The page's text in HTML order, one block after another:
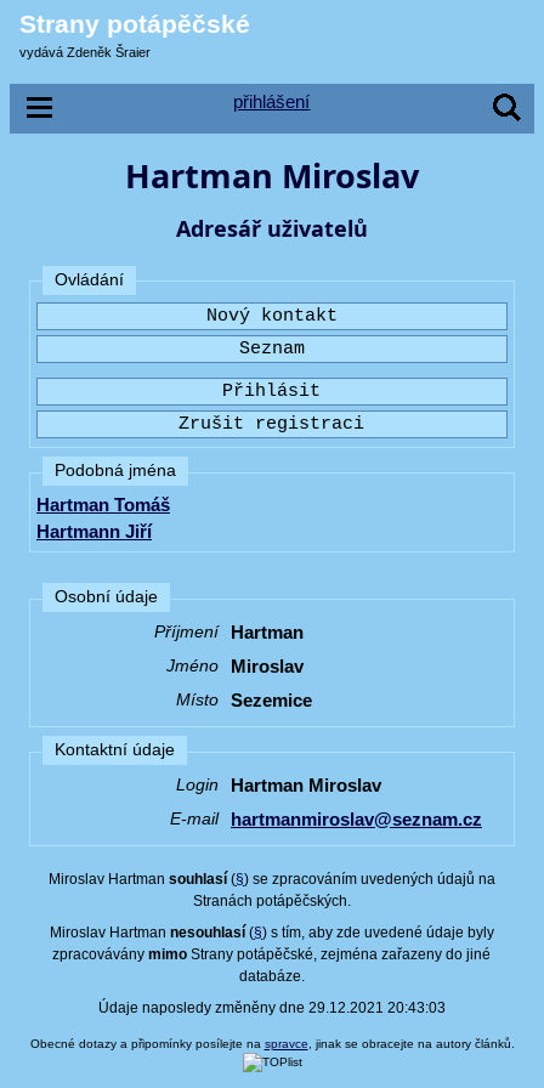
Strany potápěčské
vydává Zdeněk Šraier
přihlášení
Hartman Miroslav
Adresář uživatelů
Ovládání
Podobná jména
Hartman Tomáš
Hartmann Jiří
Osobní údaje
Příjmení
Hartman
Jméno Miroslav
Místo Sezemice
Kontaktní údaje
Login
Hartman Miroslav
E-mail hartmanmiroslav@seznam.cz
Miroslav Hartman souhlasí(§) se zpracováním uvedených údajů na
Stranách potápěčských.
Miroslav Hartman nesouhlasí(§) s tím, aby zde uvedené údaje byly
zpracováványmimo Strany potápěčské, zejména zařazeny do jiné
databáze.
Údaje naposledy změněny dne 29.12.2021 20:43:03
Obecné dotazy a připomínky posílejte na spravce , jinak se obracejte na autory článků.